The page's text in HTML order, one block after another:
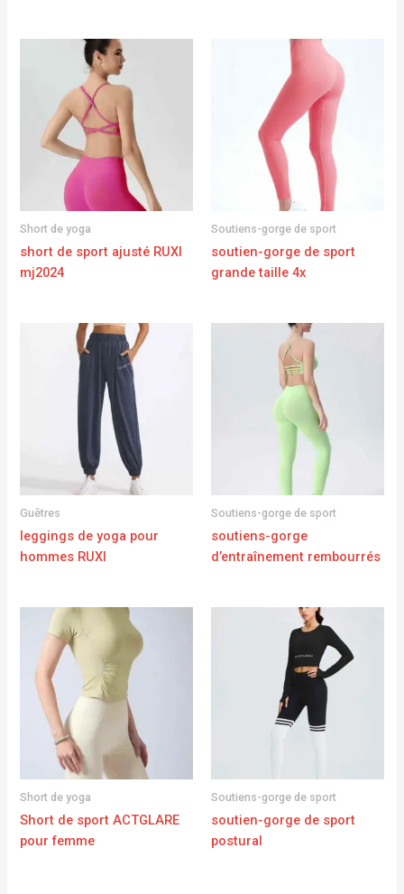
Short de yoga
short de sport ajusté RUXI
mj2024
Soutiens-gorge de sport
soutien-gorge de sport
grande taille 4x
Guêtres
leggings de yoga pour
hommes RUXI
Soutiens-gorge de sport
soutiens-gorge
d’entraînement rembourrés
Short de yoga
Short de sport ACTGLARE
pour femme
Soutiens-gorge de sport
soutien-gorge de sport
postural